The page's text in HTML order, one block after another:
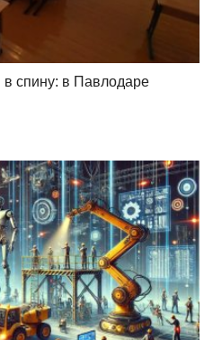
спину: в Павлодаре